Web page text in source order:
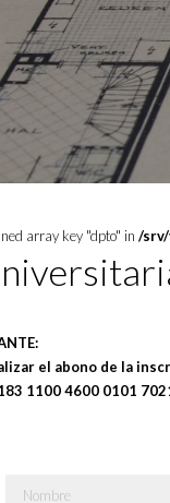
array key "dpto" in /
el abono de la
1100 4600 0101